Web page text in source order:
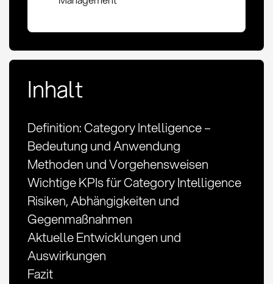
Inhalt
Definition: Category Intelligence –
Bedeutung und Anwendung
Methoden und Vorgehensweisen
Wichtige KPIs für Category Intelligence
Risiken, Abhängigkeiten und
Gegenmaßnahmen
Aktuelle Entwicklungen und
Auswirkungen
Fazit